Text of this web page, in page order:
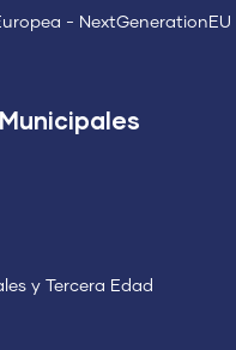
- NextGenerationEU
y Tercera Edad